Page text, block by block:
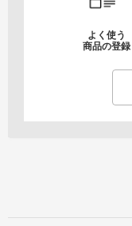
よく使う
商品の登録